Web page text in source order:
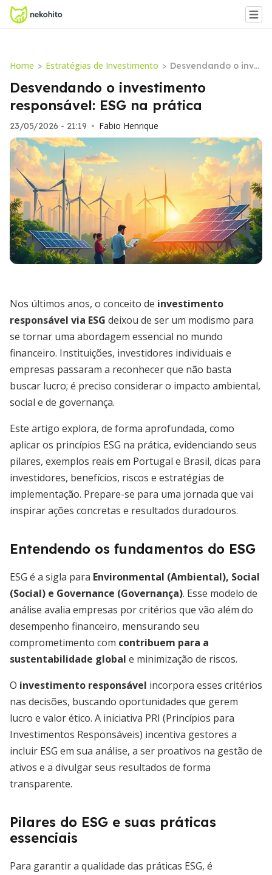
Home > Estratégias de Investimento > Desvendando o inve
l: ESG na prática
Desvendando o investimento
responsável: ESG na prática
23/05/2026 - 21:19 • Fabio Henrique
Nos últimos anos, o conceito de investimento
responsável via ESG deixou de ser um modismo para
se tornar uma abordagem essencial no mundo
financeiro. Instituições, investidores individuais e
empresas passaram a reconhecer que não basta
buscar lucro; é preciso considerar o impacto ambiental,
social e de governança.
Este artigo explora, de forma aprofundada, como
aplicar os princípios ESG na prática, evidenciando seus
pilares, exemplos reais em Portugal e Brasil, dicas para
investidores, benefícios, riscos e estratégias de
implementação. Prepare-se para uma jornada que vai
inspirar ações concretas e resultados duradouros.
Entendendo os fundamentos do ESG
ESG é a sigla para Environmental (Ambiental), Social
(Social) e Governance (Governança). Esse modelo de
análise avalia empresas por critérios que vão além do
desempenho financeiro, mensurando seu
comprometimento com contribuem para a
sustentabilidade global e minimização de riscos.
O investimento responsável incorpora esses critérios
nas decisões, buscando oportunidades que gerem
lucro e valor ético. A iniciativa PRI (Princípios para
Investimentos Responsáveis) incentiva gestores a
incluir ESG em sua análise, a ser proativos na gestão de
ativos e a divulgar seus resultados de forma
transparente.
Pilares do ESG e suas práticas
essenciais
Para garantir a qualidade das práticas ESG, é